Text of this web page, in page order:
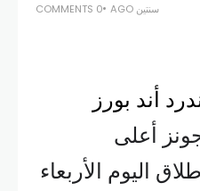
سنتين AGO 0 COMMENTS
أند بورز
أعلى
اليوم الأربعاء